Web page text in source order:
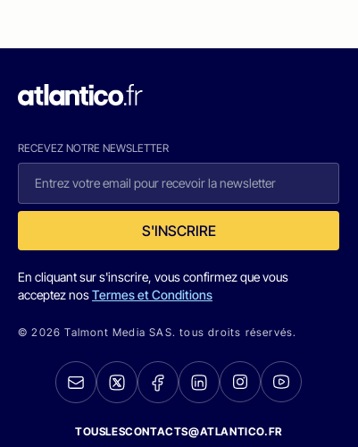
RECEVEZ NOTRE NEWSLETTER
S'INSCRIRE
En cliquant sur s'inscrire, vous confirmez que vous
acceptez nosTermes et Conditions
© 2026 Talmont Media SAS. tous droits réservés.
TOUSLESCONTACTS@ATLANTICO.FR